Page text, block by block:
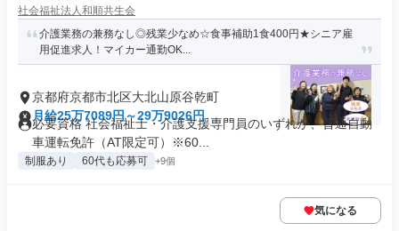
社会福祉法人和順共生会
介護業務の兼務なし◎残業少なめ☆食事補助1食400円★シニア雇
用促進求人！マイカー通勤OK...
京都府京都市北区大北山原谷乾町
月給25万7089円～29万9026円
必要資格 社会福祉士・介護支援専門員のいずれか、普通自動
車運転免許（AT限定可）※60...
制服あり 60代も応募可 +9個
気になる